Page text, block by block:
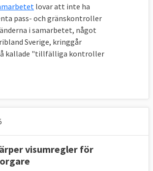
lovar att inte ha
pass- och gränskontroller
i samarbetet, något
Sverige, kringgår
kallade "tillfälliga kontroller
visumregler för